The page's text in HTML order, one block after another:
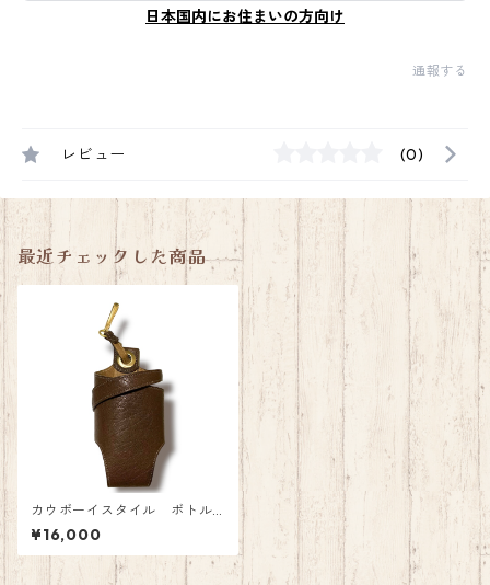
日本国内にお住まいの方向け
通報する
レビュー (0)
最近チェックした商品
カウボーイスタイル ボトル
ホルダー バッファロー(コン
ビ鞣し)
¥16,000